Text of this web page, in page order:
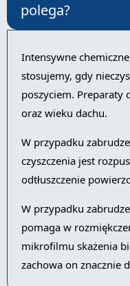
polega?
Intensywne
stosujemy, gdy
poszyciem. Preparaty
oraz wieku dachu.
W przypadku
czyszczenia jest
odtłuszczenie
W przypadku
pomaga w
mikrofilmu skażenia
zachowa on znacznie